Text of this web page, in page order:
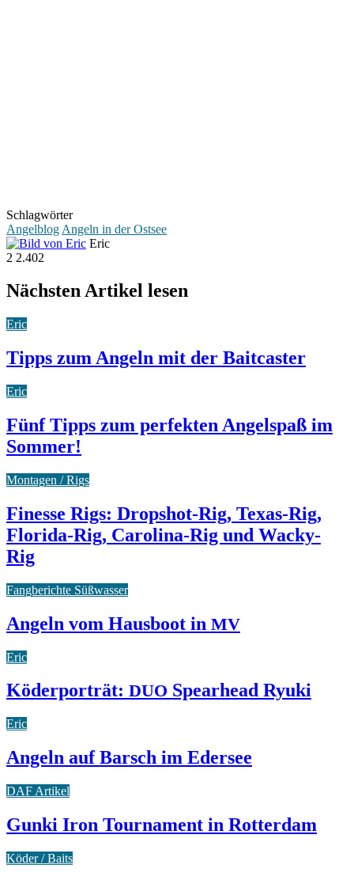
Schlagwörter
Angelblog Angeln in der Ostsee
Eric
2 2.402
Nächsten Artikel lesen
Eric
Tipps zum Angeln mit der Baitcaster
Eric
Fünf Tipps zum perfekten Angelspaß im
Sommer!
Montagen / Rigs
Finesse Rigs: Dropshot-Rig, Texas-Rig,
Florida-Rig, Carolina-Rig und Wacky-
Rig
Fangberichte Süßwasser
Angeln vom Hausboot in MV
Eric
Köderporträt: DUO Spearhead Ryuki
Eric
Angeln auf Barsch im Edersee
DAF Artikel
Gunki Iron Tournament in Rotterdam
Köder / Baits